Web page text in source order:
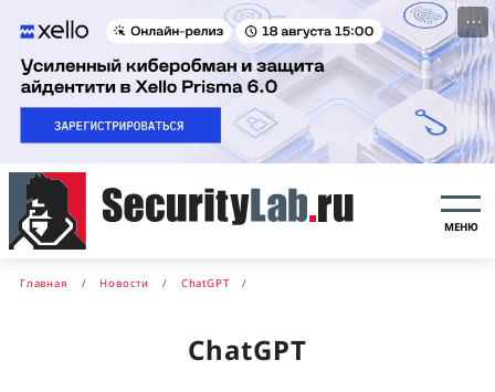
···
МЕНЮ
Главная Новости ChatGPT
ChatGPT